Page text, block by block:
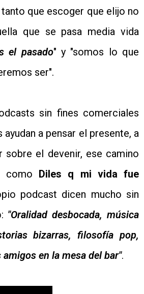
que escoger que elijo no
que se pasa media vida
el pasado" y "somos lo que
ser".
sin fines comerciales
a pensar el presente, a
sobre el devenir, ese camino
como Diles q mi vida fue
podcast dicen mucho sin
"Oralidad desbocada, música
bizarras, filosofía pop,
en la mesa del bar".